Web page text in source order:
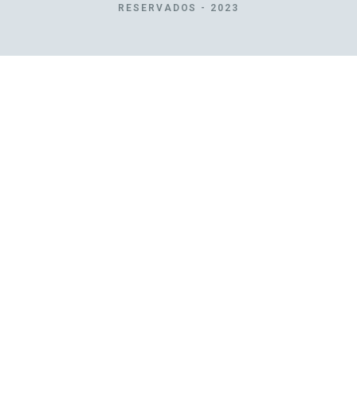
RESERVADOS - 2023